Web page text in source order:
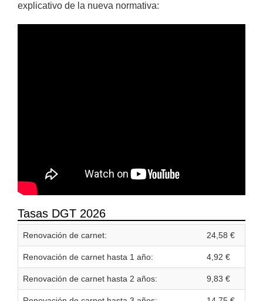
explicativo de la nueva normativa:
Tasas DGT 2026
Renovación de carnet: 24,58 €
Renovación de carnet hasta 1 año: 4,92 €
Renovación de carnet hasta 2 años: 9,83 €